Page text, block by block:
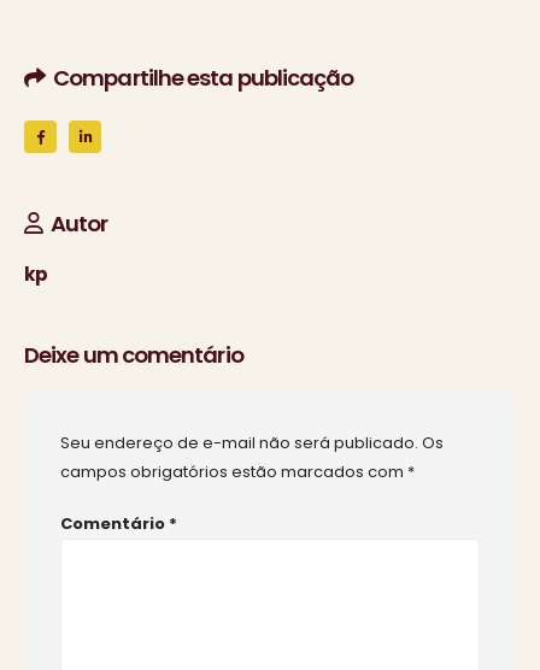
Compartilhe esta publicação
Autor
kp
Deixe um comentário
Seu endereço de e-mail não será publicado. Os
campos obrigatórios estão marcados com *
Comentário *